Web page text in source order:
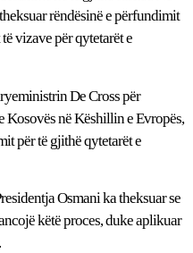
rëndësinë e përfundimit
vizave për qytetarët e
De Cross për
Kosovës në Këshillin e Evropës,
për të gjithë qytetarët e
Osmani ka theksuar se
këtë proces, duke aplikuar